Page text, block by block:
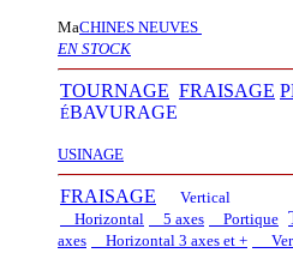
MaCHINES NEUVES
EN STOCK
TOURNAGE FRAISAGE
ÉBAVURAGE
USINAGE
FRAISAGE
Vertical
Horizontal
5 axes Portique
axes
Horizontal 3 axes et +